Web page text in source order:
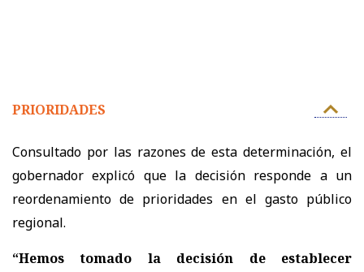
PRIORIDADES
Consultado por las razones de esta determinación, el
gobernador explicó que la decisión responde a un
reordenamiento de prioridades en el gasto público
regional.
“Hemos tomado la decisión de establecer